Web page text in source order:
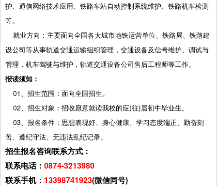
护、通信网络技术应用、铁路车站自动控制系统维护、铁路机车检测
等。
就业方向：主要面向全国各大城市地铁运营单位、铁路局、铁路建
设公司等从事轨道交通运输组织管理，交通设备及信号维护、调试与
管理，机车驾驶与维护，轨道交通设备公司售后工程师等工作。
报读须知：
01、招生范围：面向全国招生。
02、招生对象：招收愿意就读我校的应(往)届初中毕业生。
03、报名条件：思想表现好、身心健康、学习态度端正、勤奋刻
苦、遵纪守法、无违法乱纪记录。
招生报名咨询联系方式：
联系电话： 0874-3213980
联系手机： 13398741923(微信同号)